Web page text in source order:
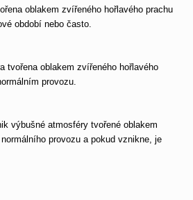
oblakem zvířeného hořlavého prachu
období nebo často.
tvořena oblakem zvířeného hořlavého
provozu.
výbušné atmosféry tvořené oblakem
provozu a pokud vznikne, je